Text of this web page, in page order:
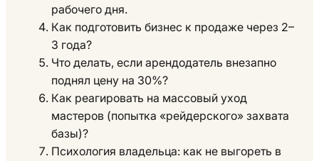
рабочего дня.
Как подготовить бизнес к продаже через 2–
3 года?
Что делать, если арендодатель внезапно
поднял цену на 30%?
Как реагировать на массовый уход
мастеров (попытка «рейдерского» захвата
базы)?
Психология владельца: как не выгореть в